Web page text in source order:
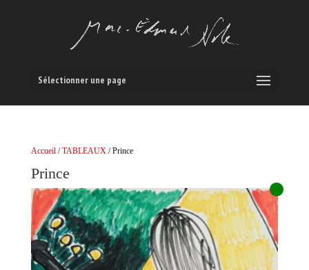
Sélectionner une page
Accueil/TABLEAUX/ Prince
Prince